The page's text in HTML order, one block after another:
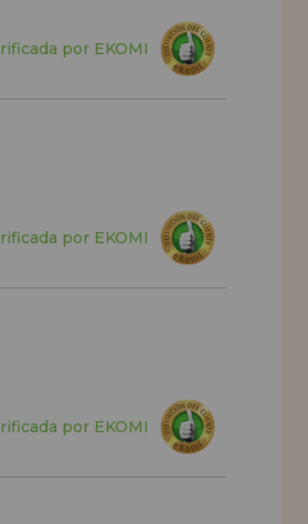
por EKOMI
por EKOMI
por EKOMI